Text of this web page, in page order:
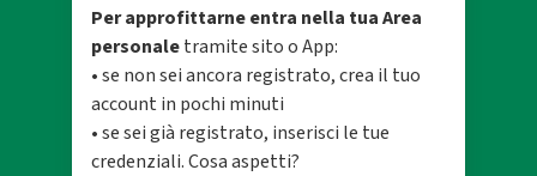
Per approfittarne entra nella tua Area
personaletramite sito o App:
• se non sei ancora registrato, crea il tuo
account in pochi minuti
• se sei già registrato, inserisci le tue
credenziali. Cosa aspetti?